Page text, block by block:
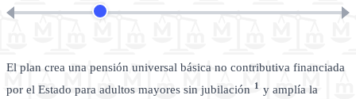
El plan crea una pensión universal básica no contributiva financiada
por el Estado para adultos mayores sin jubilación 1 y amplía la